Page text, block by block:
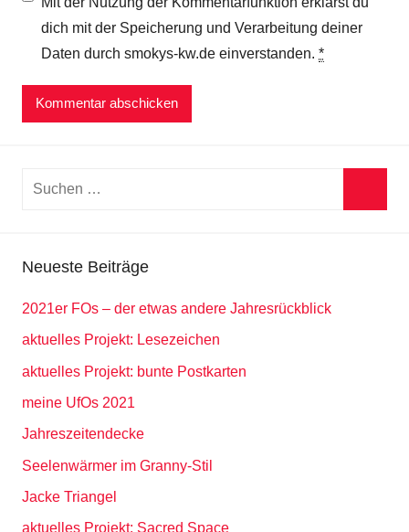
dich mit der Speicherung und Verarbeitung deiner
Daten durch smokys-kw.de einverstanden. *
Suchen
Neueste Beiträge
2021er FOs – der etwas andere Jahresrückblick
aktuelles Projekt: Lesezeichen
aktuelles Projekt: bunte Postkarten
meine UfOs 2021
Jahreszeitendecke
Seelenwärmer im Granny-Stil
Jacke Triangel
aktuelles Projekt: Sacred Space